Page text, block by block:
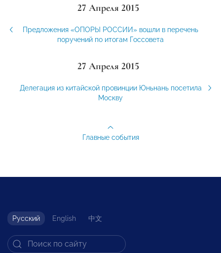
27 Апреля 2015
Предложения «ОПОРЫ РОССИИ» вошли в перечень
поручений по итогам Госсовета
27 Апреля 2015
Делегация из китайской провинции Юньнань посетила
Москву
Главные события
Русский English 中文